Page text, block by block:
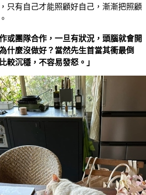
只有自己才能照顧好自己，漸漸把照顧
或團隊合作，一旦有狀況，頭腦就會開
什麼沒做好？當然先生首當其衝最倒
較沉穩，不容易發怒。」